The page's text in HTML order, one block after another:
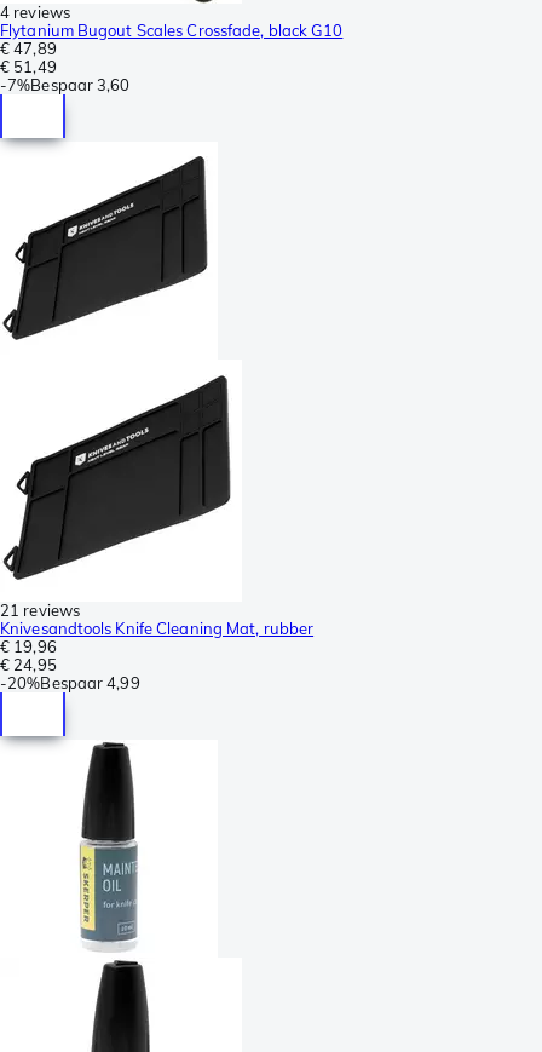
4 reviews
Flytanium Bugout Scales Crossfade, black G10
€ 47,89
€ 51,49
-7%Bespaar3,60
21 reviews
Knivesandtools Knife Cleaning Mat, rubber
€ 19,96
€ 24,95
-20%Bespaar 4,99